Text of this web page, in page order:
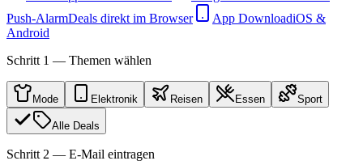
Push-AlarmDeals direkt im Browser App DownloadiOS &
Android
Schritt 1 — Themen wählen
Mode Elektronik Reisen Essen Sport
Alle Deals
Schritt 2 — E-Mail eintragen